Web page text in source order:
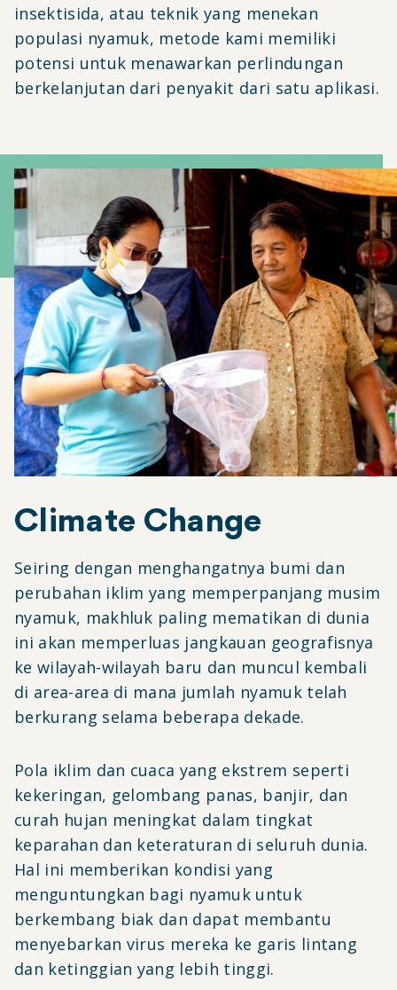
insektisida, atau teknik yang menekan
populasi nyamuk, metode kami memiliki
potensi untuk menawarkan perlindungan
berkelanjutan dari penyakit dari satu aplikasi.
Climate Change
Seiring dengan menghangatnya bumi dan
perubahan iklim yang memperpanjang musim
nyamuk, makhluk paling mematikan di dunia
ini akan memperluas jangkauan geografisnya
ke wilayah-wilayah baru dan muncul kembali
di area-area di mana jumlah nyamuk telah
berkurang selama beberapa dekade.
Pola iklim dan cuaca yang ekstrem seperti
kekeringan, gelombang panas, banjir, dan
curah hujan meningkat dalam tingkat
keparahan dan keteraturan di seluruh dunia.
Hal ini memberikan kondisi yang
menguntungkan bagi nyamuk untuk
berkembang biak dan dapat membantu
menyebarkan virus mereka ke garis lintang
dan ketinggian yang lebih tinggi.